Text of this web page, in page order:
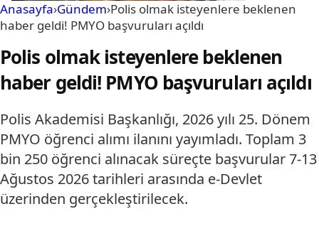
Anasayfa›Gündem›Polis olmak isteyenlere beklenen
haber geldi! PMYO başvuruları açıldı
Polis olmak isteyenlere beklenen
haber geldi! PMYO başvuruları açıldı
Polis Akademisi Başkanlığı, 2026 yılı 25. Dönem
PMYO öğrenci alımı ilanını yayımladı. Toplam 3
bin 250 öğrenci alınacak süreçte başvurular 7-13
Ağustos 2026 tarihleri arasında e-Devlet
üzerinden gerçekleştirilecek.